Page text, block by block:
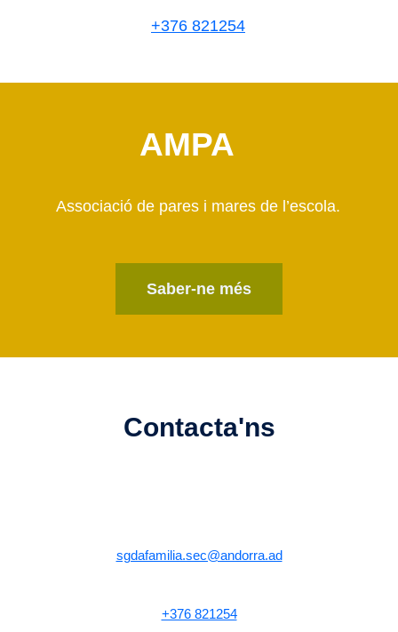
+376 821254
AMPA
Associació de pares i mares de l’escola.
Saber-ne més
Contacta'ns
sgdafamilia.sec@andorra.ad
+376 821254